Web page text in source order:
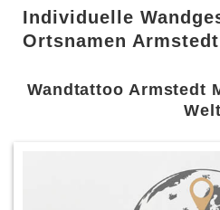
Individuelle
Ortsnamen Armstedt
Wandtattoo Armstedt
Welt